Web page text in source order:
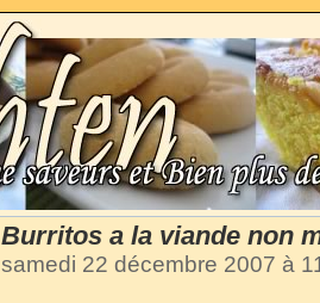
Burritos a la viande non
samedi 22 décembre 2007 à